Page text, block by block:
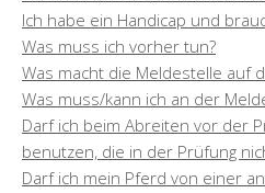
Ich habe ein Handicap und
Was muss ich vorher tun?
Was macht die Meldestelle auf
Was muss/kann ich an der
Darf ich beim Abreiten vor der
benutzen, die in der Prüfung
Darf ich mein Pferd von einer